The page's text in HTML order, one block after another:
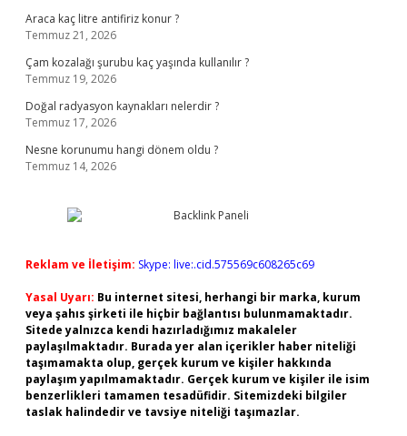
Araca kaç litre antifiriz konur ?
Temmuz 21, 2026
Çam kozalağı şurubu kaç yaşında kullanılır ?
Temmuz 19, 2026
Doğal radyasyon kaynakları nelerdir ?
Temmuz 17, 2026
Nesne korunumu hangi dönem oldu ?
Temmuz 14, 2026
Reklam ve İletişim: Skype: live:.cid.575569c608265c69
Yasal Uyarı: Bu internet sitesi, herhangi bir marka, kurum
veya şahıs şirketi ile hiçbir bağlantısı bulunmamaktadır.
Sitede yalnızca kendi hazırladığımız makaleler
paylaşılmaktadır. Burada yer alan içerikler haber niteliği
taşımamakta olup, gerçek kurum ve kişiler hakkında
paylaşım yapılmamaktadır. Gerçek kurum ve kişiler ile isim
benzerlikleri tamamen tesadüfidir. Sitemizdeki bilgiler
taslak halindedir ve tavsiye niteliği taşımazlar.